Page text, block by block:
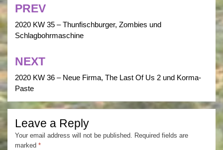
Post
navigation
PREV
2020 KW 35 – Thunfischburger, Zombies und
Schlagbohrmaschine
NEXT
2020 KW 36 – Neue Firma, The Last Of Us 2 und Korma-
Paste
Leave a Reply
Your email address will not be published. Required fields are
marked *